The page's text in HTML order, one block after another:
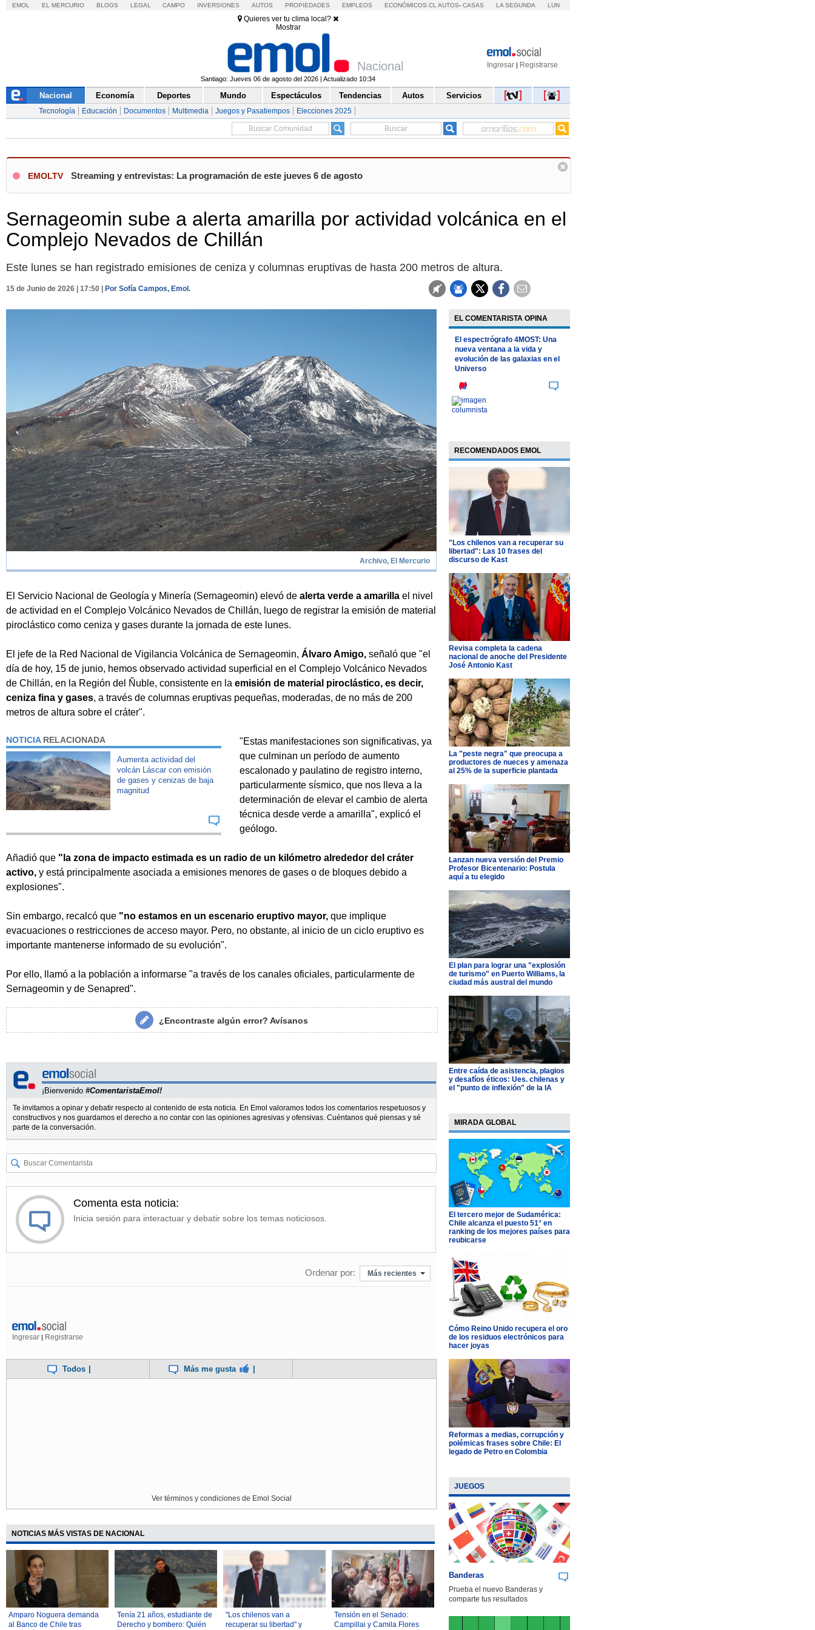
EMOL EL MERCURIO BLOGS LEGAL CAMPO INVERSIONES AUTOS PROPIEDADES EMPLEOS ECONÓMICOS.CL AUTOS- CASAS LA SEGUNDA LUN
Quieres ver tu clima local?
Mostrar
Ingresar | Registrarse
Nacional
Santiago: Jueves 06 de agosto del 2026 | Actualizado 10:34
Nacional Economía Deportes Mundo Espectáculos Tendencias Autos Servicios
Tecnología Educación Documentos Multimedia Juegos y Pasatiempos Elecciones 2025
EMOLTV Streaming y entrevistas: La programación de este jueves 6 de agosto
Sernageomin sube a alerta amarilla por actividad volcánica en el
Complejo Nevados de Chillán
Este lunes se han registrado emisiones de ceniza y columnas eruptivas de hasta 200 metros de altura.
15 de Junio de 2026 | 17:50 | Por Sofía Campos, Emol.
Archivo, El Mercurio
El Servicio Nacional de Geología y Minería (Sernageomin) elevó de alerta verde a amarilla el nivel
de actividad en el Complejo Volcánico Nevados de Chillán, luego de registrar la emisión de material
piroclástico como ceniza y gases durante la jornada de este lunes.
El jefe de la Red Nacional de Vigilancia Volcánica de Sernageomin, Álvaro Amigo, señaló que "el
día de hoy, 15 de junio, hemos observado actividad superficial en el Complejo Volcánico Nevados
de Chillán, en la Región del Ñuble, consistente en la emisión de material piroclástico, es decir,
ceniza fina y gases, a través de columnas eruptivas pequeñas, moderadas, de no más de 200
metros de altura sobre el cráter".
NOTICIARELACIONADA
Aumenta actividad del
volcán Láscar con emisión
de gases y cenizas de baja
magnitud
"Estas manifestaciones son significativas, ya
que culminan un período de aumento
escalonado y paulatino de registro interno,
particularmente sísmico, que nos lleva a la
determinación de elevar el cambio de alerta
técnica desde verde a amarilla", explicó el
geólogo.
Añadió que "la zona de impacto estimada es un radio de un kilómetro alrededor del cráter
activo, y está principalmente asociada a emisiones menores de gases o de bloques debido a
explosiones".
Sin embargo, recalcó que "no estamos en un escenario eruptivo mayor, que implique
evacuaciones o restricciones de acceso mayor. Pero, no obstante, al inicio de un ciclo eruptivo es
importante mantenerse informado de su evolución".
Por ello, llamó a la población a informarse "a través de los canales oficiales, particularmente de
Sernageomin y de Senapred".
¿Encontraste algún error?Avísanos
¡Bienvenido #ComentaristaEmol!
Te invitamos a opinar y debatir respecto al contenido de esta noticia. En Emol valoramos todos los comentarios respetuosos y
constructivos y nos guardamos el derecho a no contar con las opiniones agresivas y ofensivas. Cuéntanos qué piensas y sé
parte de la conversación.
Comenta esta noticia:
Inicia sesión para interactuar y debatir sobre los temas noticiosos.
Ordenar por: Más recientes
Ingresar | Registrarse
Todos Más me gusta
Ver términos y condiciones de Emol Social
NOTICIAS MÁS VISTAS DE NACIONAL
Amparo Noguera demanda
al Banco de Chile tras
Tenía 21 años, estudiante de
Derecho y bombero: Quién
"Los chilenos van a
recuperar su libertad" y
Tensión en el Senado:
Campillai y Camila Flores
EL COMENTARISTA OPINA
El espectrógrafo 4MOST: Una
nueva ventana a la vida y
evolución de las galaxias en el
Universo
RECOMENDADOS EMOL
"Los chilenos van a recuperar su
libertad": Las 10 frases del
discurso de Kast
Revisa completa la cadena
nacional de anoche del Presidente
José Antonio Kast
La "peste negra" que preocupa a
productores de nueces y amenaza
al 25% de la superficie plantada
Lanzan nueva versión del Premio
Profesor Bicentenario: Postula
aquí a tu elegido
El plan para lograr una "explosión
de turismo" en Puerto Williams, la
ciudad más austral del mundo
Entre caída de asistencia, plagios
y desafíos éticos: Ues. chilenas y
el "punto de inflexión" de la IA
MIRADA GLOBAL
El tercero mejor de Sudamérica:
Chile alcanza el puesto 51° en
ranking de los mejores países para
reubicarse
Cómo Reino Unido recupera el oro
de los residuos electrónicos para
hacer joyas
Reformas a medias, corrupción y
polémicas frases sobre Chile: El
legado de Petro en Colombia
JUEGOS
Banderas
Prueba el nuevo Banderas y
comparte tus resultados